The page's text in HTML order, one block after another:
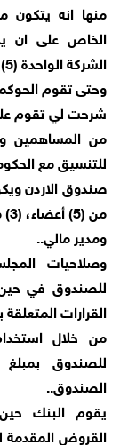
الخاص على ان
الشركة الواحدة (5) مليون دولار دون حد أدنى للمساهمة..
وحتى تقوم
شرحت لي تقوم
للتنسيق مع
صندوق الاردن
ومدير مالي..
وصلاحيات
للصندوق في حين
القرارات
من خلال
الصندوق..
يقوم البنك
القروض المقدمة